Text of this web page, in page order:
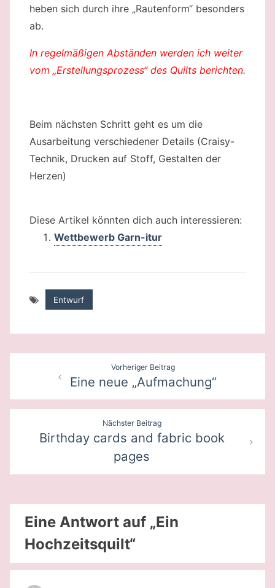
heben sich durch ihre „Rautenform“ besonders
ab.
In regelmäßigen Abständen werden ich weiter
vom „Erstellungsprozess“ des Quilts berichten.
Beim nächsten Schritt geht es um die
Ausarbeitung verschiedener Details (Craisy-
Technik, Drucken auf Stoff, Gestalten der
Herzen)
Diese Artikel könnten dich auch interessieren:
Wettbewerb Garn-itur
Entwurf
Beitragsnavigation
Vorheriger Beitrag
Eine neue „Aufmachung“
Nächster Beitrag
Birthday cards and fabric book
pages
Eine Antwort auf „Ein
Hochzeitsquilt“